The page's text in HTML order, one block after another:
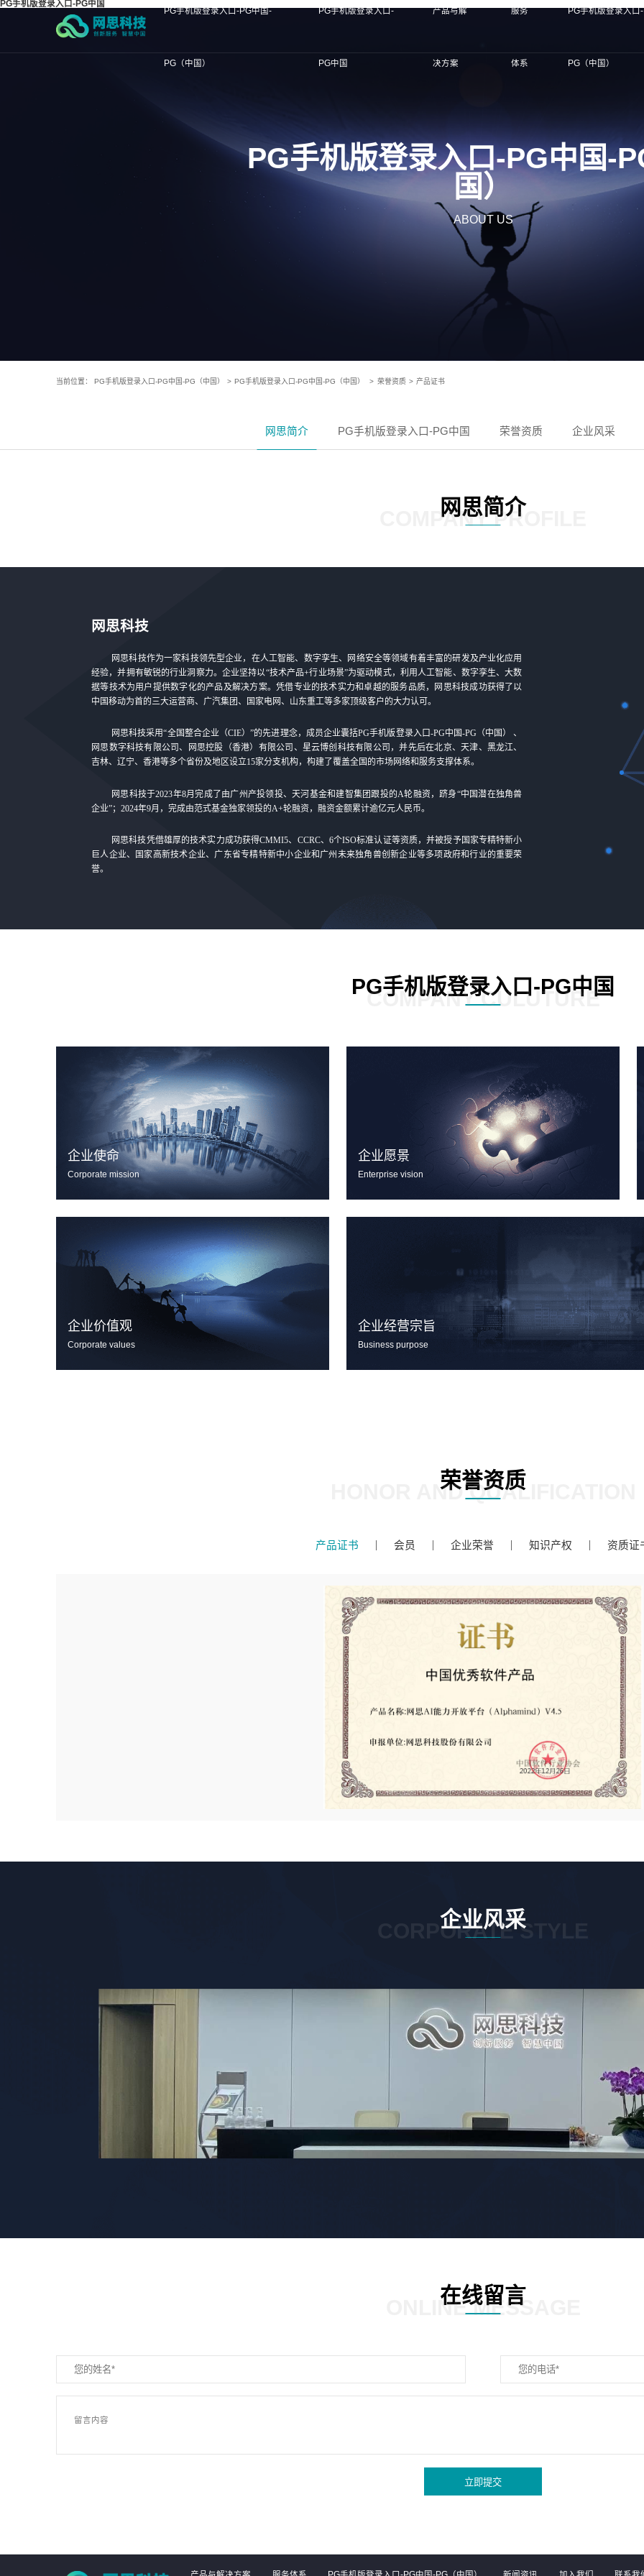
PG手机版登录入口-PG中国
PG手机版登录入口-PG中国-
PG（中国）
PG手机版登录入口-
PG中国
产品与解
决方案
服务
体系
PG手机版登录入口
PG（中国）
PG手机版登录入口-PG中国-
国）
ABOUT US
当前位置： PG手机版登录入口-PG中国-PG（中国） > PG手机版登录入口-PG中国-PG（中国） > 荣誉资质 > 产品证书
网思简介 PG手机版登录入口-PG中国 荣誉资质 企业风采
网思简介
COMPANY PROFILE
网思科技
网思科技作为一家科技领先型企业，在人工智能、数字孪生、网络安全等领域有着丰富的研发及产业化应用
经验，并拥有敏锐的行业洞察力。企业坚持以“技术产品+行业场景”为驱动模式，利用人工智能、数字孪生、大数
据等技术为用户提供数字化的产品及解决方案。凭借专业的技术实力和卓越的服务品质，网思科技成功获得了以
中国移动为首的三大运营商、广汽集团、国家电网、山东重工等多家顶级客户的大力认可。
网思科技采用“全国整合企业（CIE）”的先进理念，成员企业囊括PG手机版登录入口-PG中国-PG（中国） 、
网思数字科技有限公司、网思控股（香港）有限公司、星云博创科技有限公司，并先后在北京、天津、黑龙江、
吉林、辽宁、香港等多个省份及地区设立15家分支机构，构建了覆盖全国的市场网络和服务支撑体系。
网思科技于2023年8月完成了由广州产投领投、天河基金和建智集团跟投的A轮融资，跻身“中国潜在独角兽
企业”；2024年9月，完成由范式基金独家领投的A+轮融资，融资金额累计逾亿元人民币。
网思科技凭借雄厚的技术实力成功获得CMMI5、CCRC、6个ISO标准认证等资质，并被授予国家专精特新小
巨人企业、国家高新技术企业、广东省专精特新中小企业和广州未来独角兽创新企业等多项政府和行业的重要荣
誉。
PG手机版登录入口-PG中国
COMPANY CULUTURE
企业使命
Corporate mission
企业愿景
Enterprise vision
企业价值观
Corporate values
企业经营宗旨
Business purpose
荣誉资质
HONOR AND QUALIFICATION
产品证书 会员 企业荣誉 知识产权 资质证
企业风采
CORPORATE STYLE
在线留言
ONLINE MESSAGE
立即提交